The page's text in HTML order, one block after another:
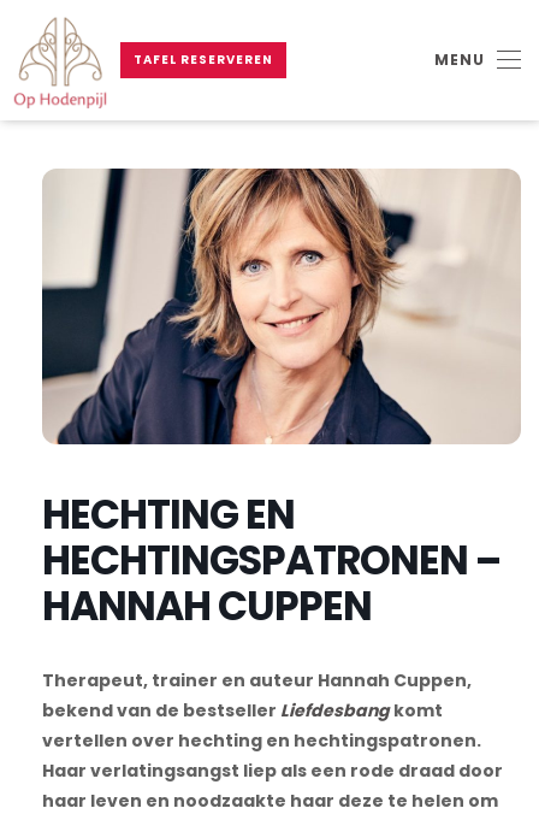
Skip to main content
TAFEL RESERVEREN MENU
HECHTING EN
HECHTINGSPATRONEN –
HANNAH CUPPEN
Therapeut, trainer en auteur Hannah Cuppen,
bekend van de bestseller Liefdesbangkomt
vertellen over hechting en hechtingspatronen.
Haar verlatingsangst liep als een rode draad door
haar leven en noodzaakte haar deze te helen om